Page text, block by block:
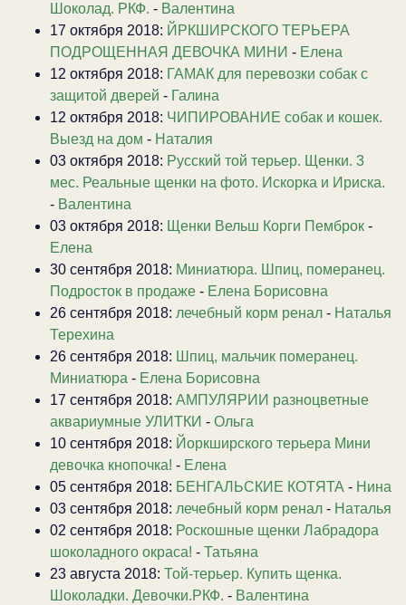
Шоколад. РКФ. - Валентина
17 октября 2018: ЙРКШИРСКОГО ТЕРЬЕРА
ПОДРОЩЕННАЯ ДЕВОЧКА МИНИ - Елена
12 октября 2018: ГАМАК для перевозки собак с
защитой дверей - Галина
12 октября 2018: ЧИПИРОВАНИЕ собак и кошек.
Выезд на дом - Наталия
03 октября 2018: Русский той терьер. Щенки. 3
мес. Реальные щенки на фото. Искорка и Ириска.
- Валентина
03 октября 2018: Щенки Вельш Корги Пемброк -
Елена
30 сентября 2018: Миниатюра. Шпиц, померанец.
Подросток в продаже - Елена Борисовна
26 сентября 2018: лечебный корм ренал - Наталья
Терехина
26 сентября 2018: Шпиц, мальчик померанец.
Миниатюра - Елена Борисовна
17 сентября 2018: АМПУЛЯРИИ разноцветные
аквариумные УЛИТКИ - Ольга
10 сентября 2018: Йоркширского терьера Мини
девочка кнопочка! - Елена
05 сентября 2018: БЕНГАЛЬСКИЕ КОТЯТА - Нина
03 сентября 2018: лечебный корм ренал - Наталья
02 сентября 2018: Роскошные щенки Лабрадора
шоколадного окраса! - Татьяна
23 августа 2018: Той-терьер. Купить щенка.
Шоколадки. Девочки.РКФ. - Валентина